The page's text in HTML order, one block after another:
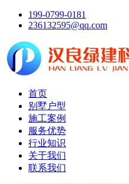
199-0799-0181
236132595@qq.com
首页
别墅户型
施工案例
服务优势
行业知识
关于我们
联系我们